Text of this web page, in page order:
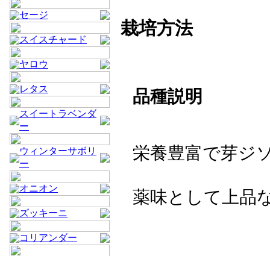
セージ
スイスチャード
ヤロウ
レタス
スイートラベンダ
ー
ウィンターサボリ
ー
オニオン
ズッキーニ
コリアンダー
栽培方法
品種説明
栄養豊富で芽ジ
薬味として上品